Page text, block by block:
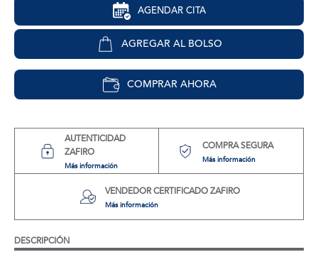
AGENDAR CITA
AGREGAR AL BOLSO
COMPRAR AHORA
AUTENTICIDAD
ZAFIRO
Más información
COMPRA SEGURA
Más información
VENDEDOR CERTIFICADO ZAFIRO
Más información
DESCRIPCIÓN